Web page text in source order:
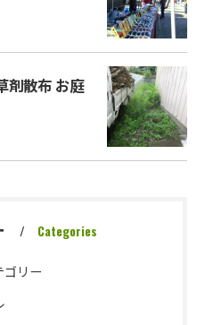
剤散布 お庭
Categories
ゴリー